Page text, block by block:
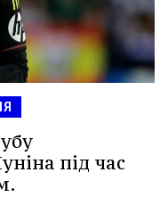
під час